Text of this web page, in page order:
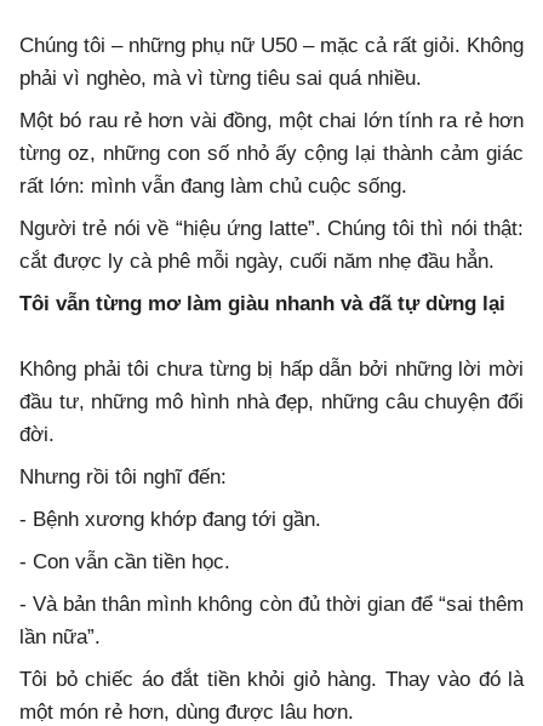
Chúng tôi – những phụ nữ U50 – mặc cả rất giỏi. Không
phải vì nghèo, mà vì từng tiêu sai quá nhiều.
Một bó rau rẻ hơn vài đồng, một chai lớn tính ra rẻ hơn
từng oz, những con số nhỏ ấy cộng lại thành cảm giác
rất lớn: mình vẫn đang làm chủ cuộc sống.
Người trẻ nói về “hiệu ứng latte”. Chúng tôi thì nói thật:
cắt được ly cà phê mỗi ngày, cuối năm nhẹ đầu hẳn.
Tôi vẫn từng mơ làm giàu nhanh và đã tự dừng lại
Không phải tôi chưa từng bị hấp dẫn bởi những lời mời
đầu tư, những mô hình nhà đẹp, những câu chuyện đổi
đời.
Nhưng rồi tôi nghĩ đến:
- Bệnh xương khớp đang tới gần.
- Con vẫn cần tiền học.
- Và bản thân mình không còn đủ thời gian để “sai thêm
lần nữa”.
Tôi bỏ chiếc áo đắt tiền khỏi giỏ hàng. Thay vào đó là
một món rẻ hơn, dùng được lâu hơn.